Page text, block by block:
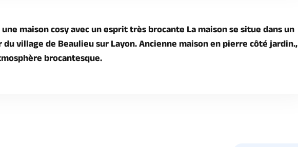
maison cosy avec un esprit très brocante La maison se situe dans un
village de Beaulieu sur Layon. Ancienne maison en pierre côté jardin.,
brocantesque.